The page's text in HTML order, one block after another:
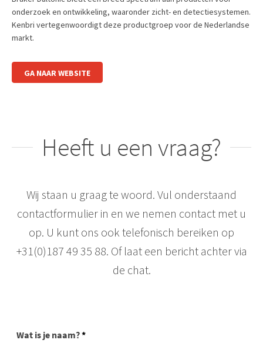
onderzoek en ontwikkeling, waaronder zicht- en detectiesystemen.
Kenbri vertegenwoordigt deze productgroep voor de Nederlandse
markt.
GA NAAR WEBSITE
Heeft u een vraag?
Wij staan u graag te woord. Vul onderstaand
contactformulier in en we nemen contact met u
op. U kunt ons ook telefonisch bereiken op
+31(0)187 49 35 88. Of laat een bericht achter via
de chat.
Wat is je naam?*